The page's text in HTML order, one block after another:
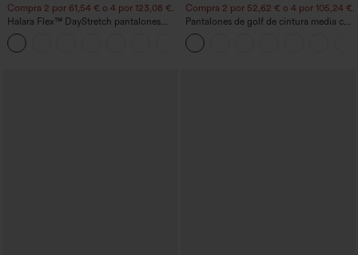
Compra 2 por 61,54 € o 4 por 123,08 €.
Halara Flex™ DayStretch pantalones
acampanados de trabajo de tiro medio
con bolsillo lateral con cremallera
Compra 2 por 52,62 € o 4 por 105,24 €.
Pantalones de golf de cintura media con
cordón, dobladillo curvo, secado rápido,
de corte cónico y con bolsillos - UPF40+